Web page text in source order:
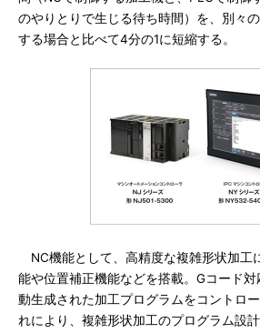
のやりとりで生じる待ち時間）を、別々
する場合と比べて4分の1に短縮する。
NC機能として、高精度な複雑形状加工
能や位置補正機能などを搭載。Gコード
動生成された加工プログラムをコントロ
れにより、複雑形状加工のプログラム設